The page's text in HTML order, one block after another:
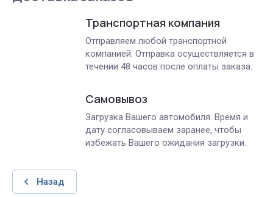
Транспортная компания
Отправляем любой транспортной
компанией. Отправка осуществляется в
течении 48 часов после оплаты заказа.
Самовывоз
Загрузка Вашего автомобиля. Время и
дату согласовываем заранее, чтобы
избежать Вашего ожидания загрузки.
Назад